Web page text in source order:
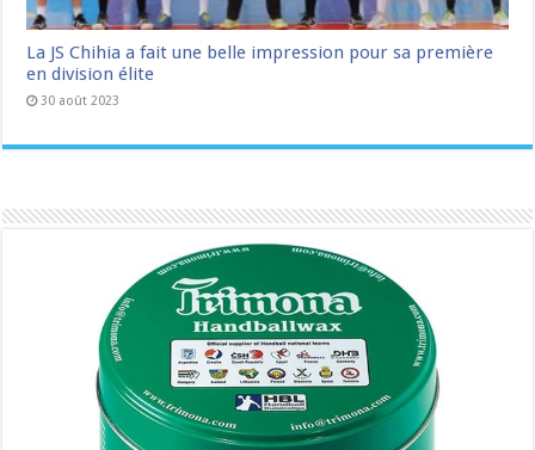
La JS Chihia a fait une belle impression pour sa première
en division élite
30 août 2023